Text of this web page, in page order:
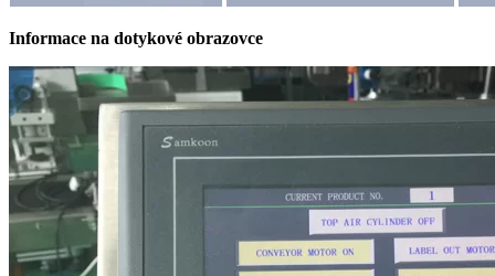
Informace na dotykové obrazovce